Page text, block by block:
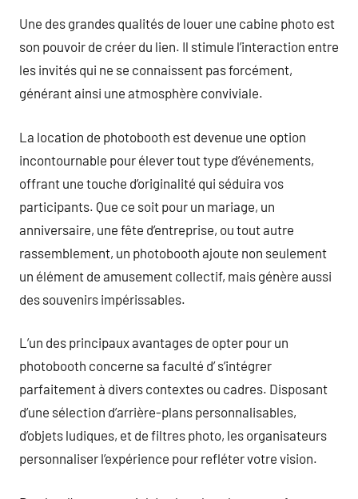
Une des grandes qualités de louer une cabine photo est
son pouvoir de créer du lien. Il stimule l’interaction entre
les invités qui ne se connaissent pas forcément,
générant ainsi une atmosphère conviviale.
La location de photobooth est devenue une option
incontournable pour élever tout type d’événements,
offrant une touche d’originalité qui séduira vos
participants. Que ce soit pour un mariage, un
anniversaire, une fête d’entreprise, ou tout autre
rassemblement, un photobooth ajoute non seulement
un élément de amusement collectif, mais génère aussi
des souvenirs impérissables.
L’un des principaux avantages de opter pour un
photobooth concerne sa faculté d’ s’intégrer
parfaitement à divers contextes ou cadres. Disposant
d’une sélection d’arrière-plans personnalisables,
d’objets ludiques, et de filtres photo, les organisateurs
personnaliser l’expérience pour refléter votre vision.